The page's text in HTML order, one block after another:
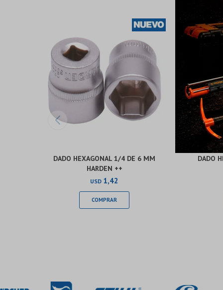
DADO HEXAGONAL 1/4 DE 6 MM
HARDEN ++
USD 1,42
DADO